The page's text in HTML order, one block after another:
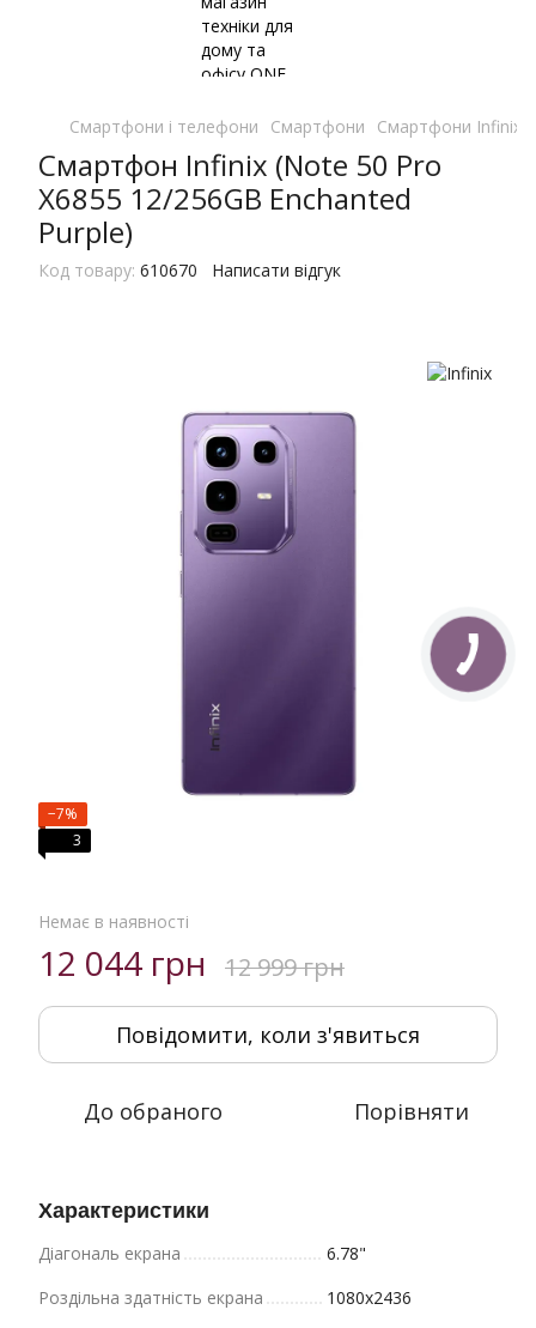
Смартфони і телефони Смартфони Смартфони Infinix
Смартфон Infinix (Note 50 Pro
X6855 12/256GB Enchanted
Purple)
Код товару: 610670 Написати відгук
−7%
3
Немає в наявності
12 044 грн 12 999 грн
Повідомити, коли з'явиться
До обраного Порівняти
Характеристики
Діагональ екрана
6.78"
Роздільна здатність екрана
1080x2436